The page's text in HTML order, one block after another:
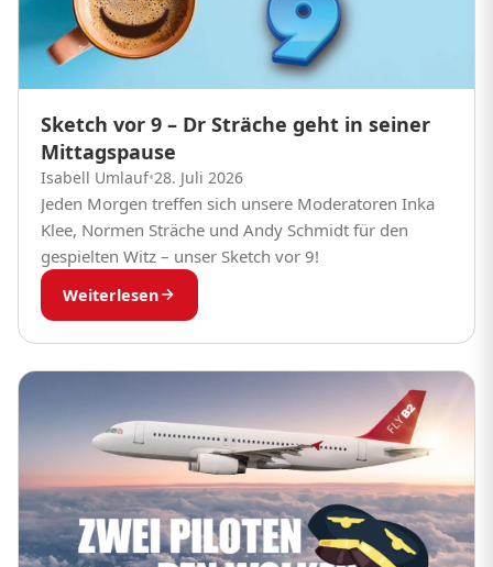
Sketch vor 9 – Dr Sträche geht in seiner
Mittagspause
Isabell Umlauf•28. Juli 2026
Jeden Morgen treffen sich unsere Moderatoren Inka
Klee, Normen Sträche und Andy Schmidt für den
gespielten Witz – unser Sketch vor 9!
Weiterlesen